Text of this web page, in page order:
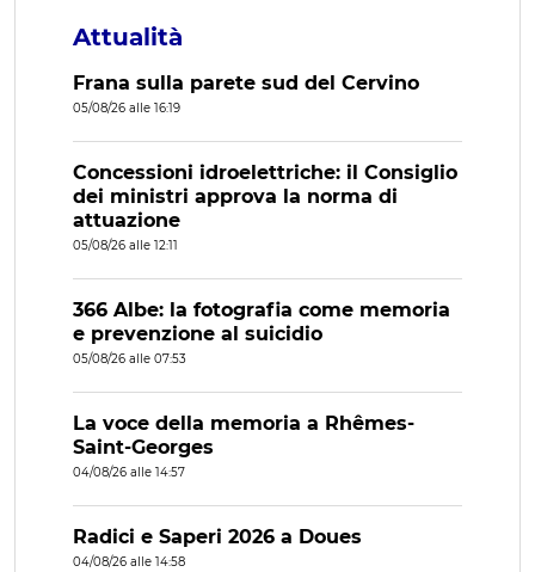
Attualità
Frana sulla parete sud del Cervino
05/08/26 alle 16:19
Concessioni idroelettriche: il Consiglio
dei ministri approva la norma di
attuazione
05/08/26 alle 12:11
366 Albe: la fotografia come memoria
e prevenzione al suicidio
05/08/26 alle 07:53
La voce della memoria a Rhêmes-
Saint-Georges
04/08/26 alle 14:57
Radici e Saperi 2026 a Doues
04/08/26 alle 14:58